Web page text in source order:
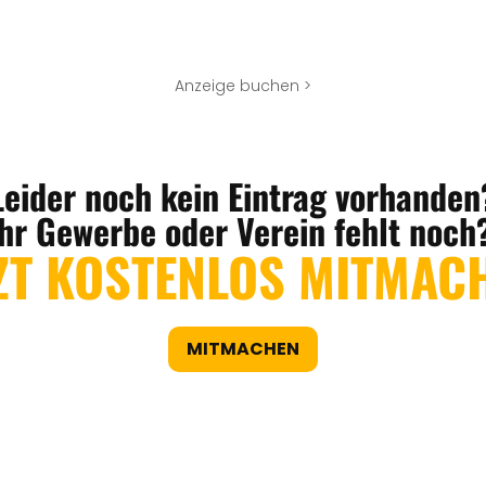
Anzeige buchen >
noch kein Eintrag
Gewerbe oder Verein fehlt
KOSTENLOS
MITMACHEN